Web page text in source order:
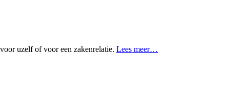
uzelf of voor een zakenrelatie. Lees meer…